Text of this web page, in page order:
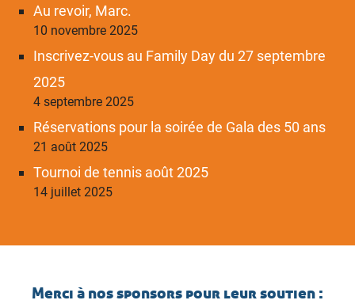
Au revoir, Marc.
10 novembre 2025
Inscrivez-vous au Family Day du 27 septembre
2025
4 septembre 2025
Réservations pour la soirée de Gala des 50 ans
21 août 2025
Tournoi de tennis août 2025
14 juillet 2025
Merci à nos sponsors pour leur soutien :